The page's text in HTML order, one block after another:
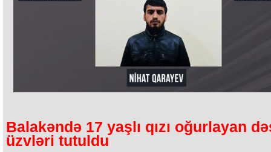
Balakəndə 17 yaşlı qızı oğurlayan
üzvləri tutuldu